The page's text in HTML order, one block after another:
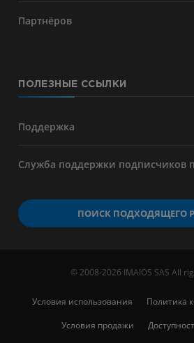
Партнёров
ПОЛЕЗНЫЕ ССЫЛКИ
Поддержка
Служба поддержки подписчиков
ПОИСК ПОДХОДЯЩЕГО
© 2008-2026 IMAIOS SAS All
Условия использования
Политика
Условия продажи